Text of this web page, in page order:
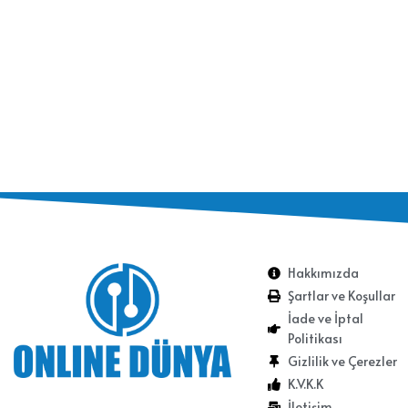
Hakkımızda
Şartlar ve Koşullar
İade ve İptal
Politikası
Gizlilik ve Çerezler
K.V.K.K